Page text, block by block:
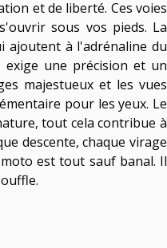
et de liberté. Ces voies
sous vos pieds. La
ajoutent à l'adrénaline du
exige une précision et un
majestueux et les vues
pour les yeux. Le
tout cela contribue à
descente, chaque virage
est tout sauf banal. Il